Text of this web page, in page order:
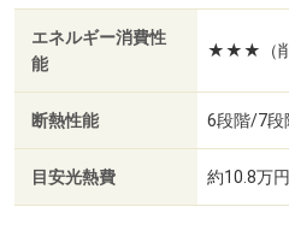
サー／セキュリティ会社加入
室内物干機／ＢＳ／ＩＴ重説
ドリー／初期費用カード決済
市立南河内第二中学校（中学
レブン下野祇園店（コンビニ
園小学校（小学校）まで４０
エネルギー消費性
能
★★★（削
断熱性能 6段階/7段
目安光熱費 約10.8万